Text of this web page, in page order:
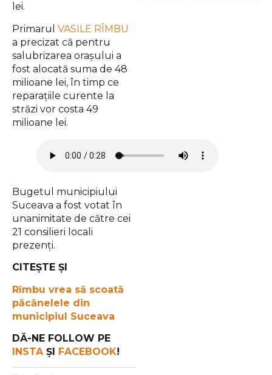
lei.
Primarul VASILE RÎMBU
a precizat că pentru
salubrizarea orașului a
fost alocată suma de 48
milioane lei, în timp ce
reparațiile curente la
străzi vor costa 49
milioane lei.
Bugetul municipiului
Suceava a fost votat în
unanimitate de către cei
21 consilieri locali
prezenți.
CITEȘTE ȘI
Rîmbu vrea să scoată
păcănelele din
municipiul Suceava
DĂ-NE FOLLOW PE
INSTA ȘI FACEBOOK!